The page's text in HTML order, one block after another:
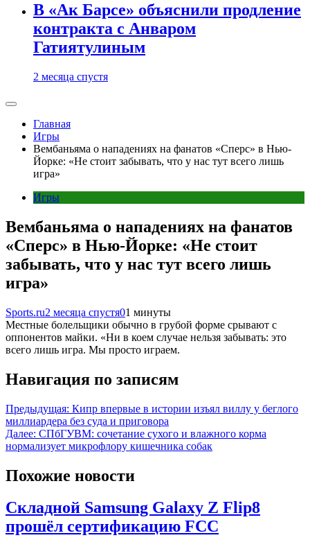
В «Ак Барсе» объяснили продление
контракта с Анваром
Гатиятулиным
2 месяца спустя
Главная
Игры
Вембаньяма о нападениях на фанатов «Сперс» в Нью-
Йорке: «Не стоит забывать, что у нас тут всего лишь
игра»
Игры
Вембаньяма о нападениях на фанатов
«Сперс» в Нью-Йорке: «Не стоит
забывать, что у нас тут всего лишь
игра»
Sports.ru2 месяца спустя01 минуты
Местные болельщики обычно в грубой форме срывают с
оппонентов майки. «Ни в коем случае нельзя забывать: это
всего лишь игра. Мы просто играем.
Навигация по записям
Предыдущая: Кипр впервые в истории изъял виллу у беглого
миллиардера без суда и приговора
Далее: СПбГУВМ: сочетание сухого и влажного корма
нормализует микрофлору кишечника собак
Похожие новости
Складной Samsung Galaxy Z Flip8
прошёл сертификацию FCC